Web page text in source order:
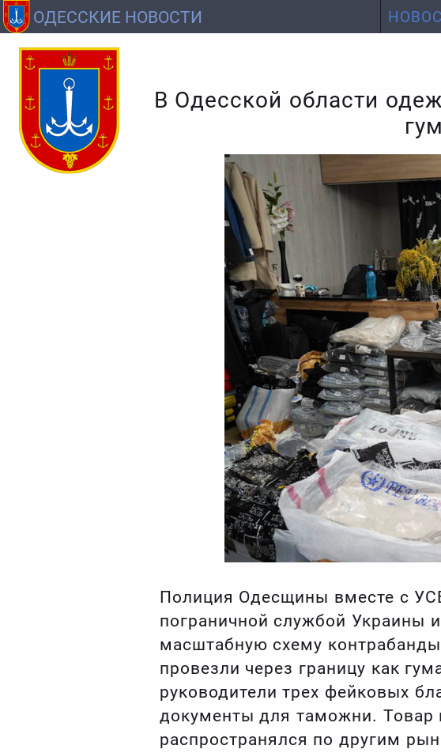
ОДЕССКИЕ НОВОСТИ
В Одесской области
Полиция Одесщины вместе с
пограничной службой Украины
масштабную схему
провезли через границу как
руководители трех фейковых
документы для таможни. Товар
распространялся по другим